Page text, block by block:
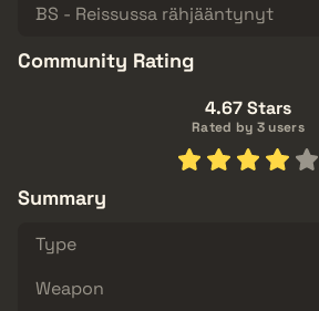
BS - Reissussa rähjääntynyt
Community Rating
4.67 Stars
Rated by 3 users
Summary
Type
Weapon